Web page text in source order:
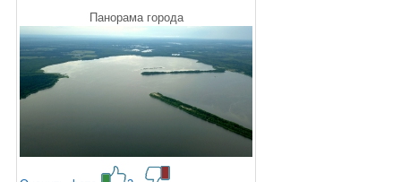
Панорама города